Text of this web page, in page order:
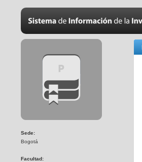
Sede:
Bogotá
Facultad: